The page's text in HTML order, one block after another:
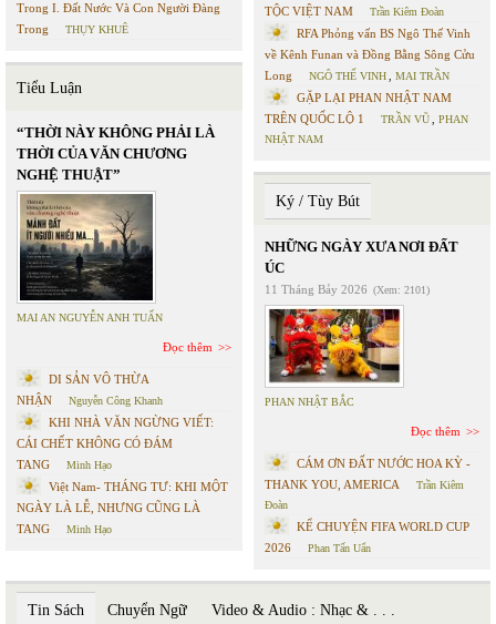
Trong I. Đất Nước Và Con Người Đàng
Trong
THỤY KHUÊ
Tiểu Luận
“THỜI NÀY KHÔNG PHẢI LÀ
THỜI CỦA VĂN CHƯƠNG
NGHỆ THUẬT”
MAI AN NGUYỄN ANH TUẤN
Đọc thêm
DI SẢN VÔ THỪA
NHẬN
Nguyễn Công Khanh
KHI NHÀ VĂN NGỪNG VIẾT:
CÁI CHẾT KHÔNG CÓ ĐÁM
TANG
Minh Hạo
Việt Nam- THÁNG TƯ: KHI MỘT
NGÀY LÀ LỄ, NHƯNG CŨNG LÀ
TANG
Minh Hạo
TỘC VIỆT NAM
Trần Kiêm Đoàn
RFA Phỏng vấn BS Ngô Thế Vinh
về Kênh Funan và Đồng Bằng Sông Cửu
Long
NGÔ THẾ VINH MAI TRẦN
GẶP LẠI PHAN NHẬT NAM
TRÊN QUỐC LỘ 1
TRẦN VŨ
PHAN
NHẬT NAM
Ký / Tùy Bút
NHỮNG NGÀY XƯA NƠI ĐẤT
ÚC
11 Tháng Bảy 2026 (Xem: 2101)
PHAN NHẬT BẮC
Đọc thêm
CÁM ƠN ĐẤT NƯỚC HOA KỲ -
THANK YOU, AMERICA
Trần Kiêm
Đoàn
KỂ CHUYỆN FIFA WORLD CUP
2026
Phan Tấn Uẩn
Tin Sách Chuyển Ngữ Video & Audio : Nhạc & . . .